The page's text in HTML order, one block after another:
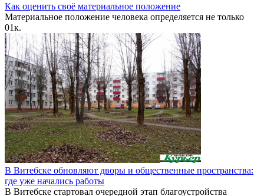
Как оценить своё материальное положение
Материальное положение человека определяется не только
01к.
В Витебске обновляют дворы и общественные пространства:
где уже начались работы
В Витебске стартовал очередной этап благоустройства